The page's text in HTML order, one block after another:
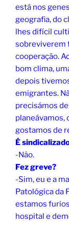
está nos
geografia, do
lhes difícil
sobreviverem
cooperação.
bom clima,
depois
emigrantes.
precisámos
planeávamos,
gostamos de
É
-Não.
Fez greve?
-Sim, eu e a
Patológica da
estamos
hospital e